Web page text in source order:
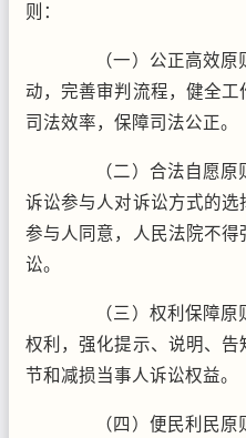
则：
（一）公正高效原
动，完善审判流程，健全
司法效率，保障司法公正。
（二）合法自愿原
诉讼参与人对诉讼方式的
参与人同意，人民法院不
讼。
（三）权利保障原
权利，强化提示、说明、
节和减损当事人诉讼权益。
（四）便民利民原